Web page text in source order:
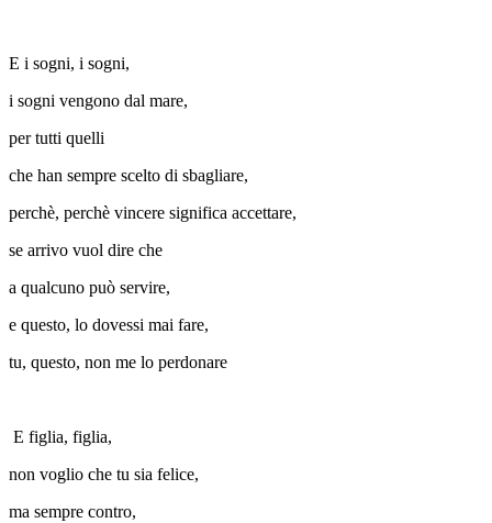
E i sogni, i sogni,
i sogni vengono dal mare,
per tutti quelli
che han sempre scelto di sbagliare,
perchè, perchè vincere significa accettare,
se arrivo vuol dire che
a qualcuno può servire,
e questo, lo dovessi mai fare,
tu, questo, non me lo perdonare
E figlia, figlia,
non voglio che tu sia felice,
ma sempre contro,